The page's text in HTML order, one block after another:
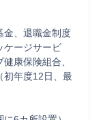
金、退職金制度
ケージサービ
康保険組合、
初年度12日、最